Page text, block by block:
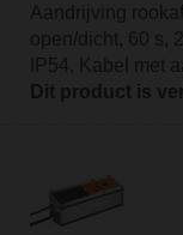
Aandrijving
open/dicht, 60 s,
IP54, Kabel met
Dit product is